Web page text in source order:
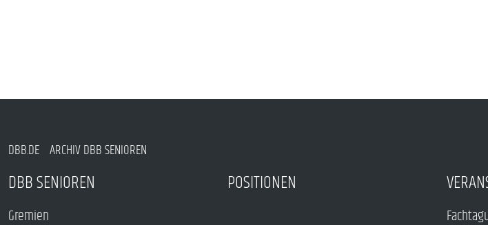
DBB.DE ARCHIV DBB SENIOREN
DBB SENIOREN
Gremien
POSITIONEN